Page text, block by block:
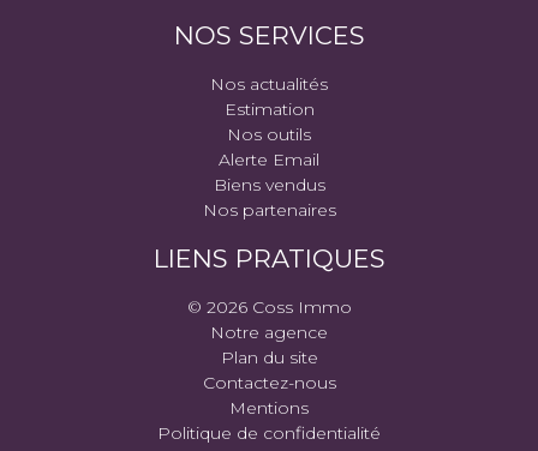
NOS SERVICES
Nos actualités
Estimation
Nos outils
Alerte Email
Biens vendus
Nos partenaires
LIENS PRATIQUES
© 2026 Coss Immo
Notre agence
Plan du site
Contactez-nous
Mentions
Politique de confidentialité